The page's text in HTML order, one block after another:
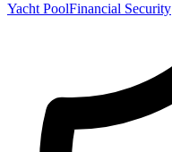
Yacht PoolFinancial Security